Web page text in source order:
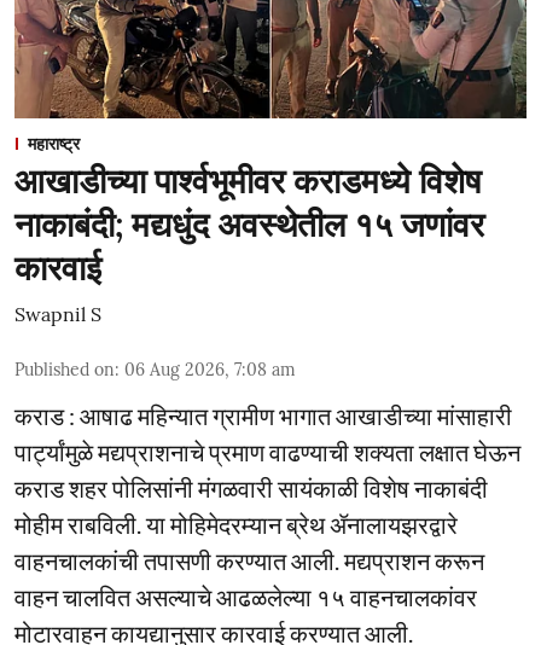
महाराष्ट्र
आखाडीच्या पार्श्वभूमीवर कराडमध्ये विशेष
नाकाबंदी; मद्यधुंद अवस्थेतील १५ जणांवर
कारवाई
Swapnil S
Published on: 06 Aug 2026, 7:08 am
कराड : आषाढ महिन्यात ग्रामीण भागात आखाडीच्या मांसाहारी
पार्ट्यांमुळे मद्यप्राशनाचे प्रमाण वाढण्याची शक्यता लक्षात घेऊन
कराड शहर पोलिसांनी मंगळवारी सायंकाळी विशेष नाकाबंदी
मोहीम राबविली. या मोहिमेदरम्यान ब्रेथ ॲनालायझरद्वारे
वाहनचालकांची तपासणी करण्यात आली. मद्यप्राशन करून
वाहन चालवित असल्याचे आढळलेल्या १५ वाहनचालकांवर
मोटारवाहन कायद्यानुसार कारवाई करण्यात आली.